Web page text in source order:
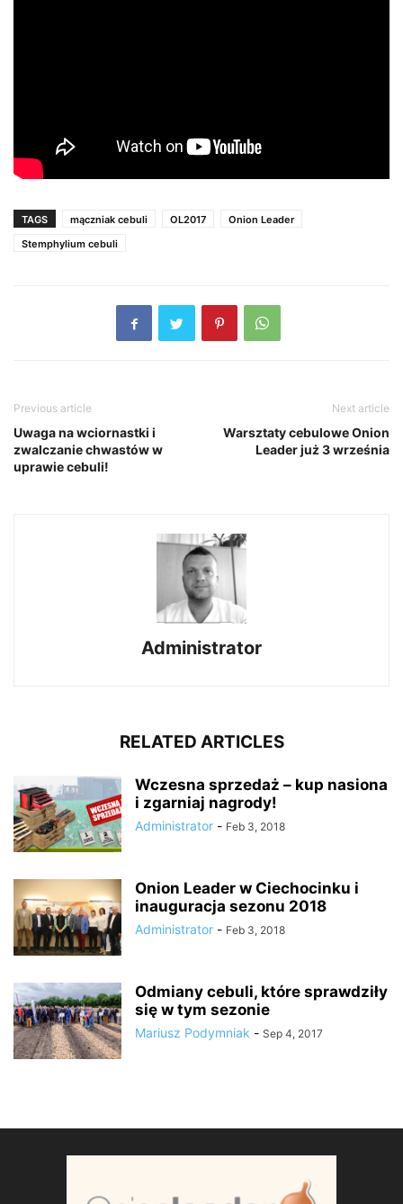
TAGS mączniak cebuli OL2017
Onion Leader
Stemphylium cebuli
Previous article
Uwaga na wciornastki i
zwalczanie chwastów w
uprawie cebuli!
Next article
Warsztaty cebulowe Onion
Leader już 3 września
Administrator
RELATED ARTICLES
Wczesna sprzedaż – kup nasiona
i zgarniaj nagrody!
Administrator - Feb 3, 2018
Onion Leader w Ciechocinku i
inauguracja sezonu 2018
Administrator - Feb 3, 2018
Odmiany cebuli, które sprawdziły
się w tym sezonie
Mariusz Podymniak - Sep 4, 2017